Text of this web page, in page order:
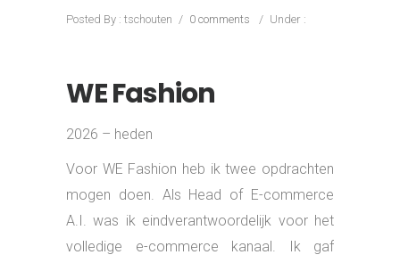
Posted By : tschouten / 0 comments / Under :
WE Fashion
2026 – heden
Voor WE Fashion heb ik twee opdrachten
mogen doen. Als Head of E-commerce
A.I. was ik eindverantwoordelijk voor het
volledige e-commerce kanaal. Ik gaf